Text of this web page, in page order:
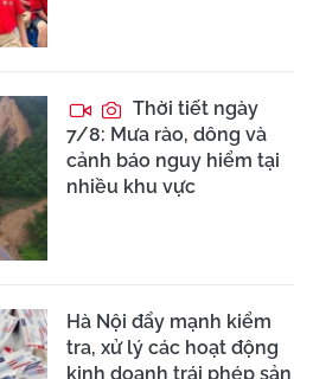
Thời tiết ngày
7/8: Mưa rào, dông và
cảnh báo nguy hiểm tại
nhiều khu vực
Hà Nội đẩy mạnh kiểm
tra, xử lý các hoạt động
kinh doanh trái phép sản